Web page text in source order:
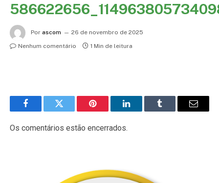
Por ascom
26 de novembro de 2025
Nenhum comentário
1 Min de leitura
FacebookTwitter Pinterest LinkedInTumblr
E-
Os comentários estão encerrados.